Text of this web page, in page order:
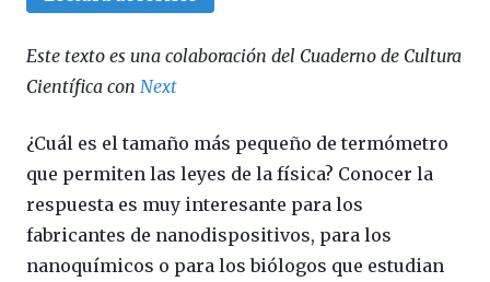
Este texto es una colaboración del Cuaderno de Cultura
Científica con Next
¿Cuál es el tamaño más pequeño de termómetro
que permiten las leyes de la física? Conocer la
respuesta es muy interesante para los
fabricantes de nanodispositivos, para los
nanoquímicos o para los biólogos que estudian